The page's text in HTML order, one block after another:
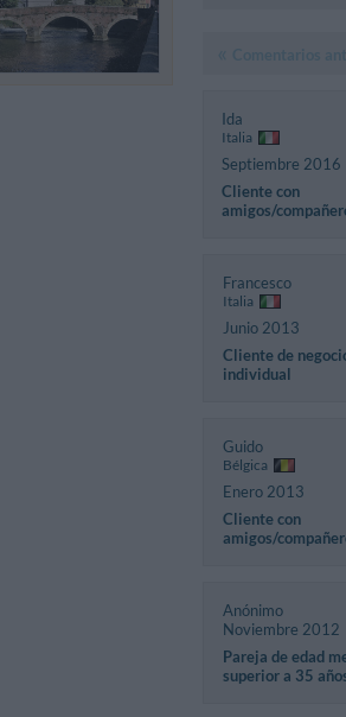
Ida
Italia
Septiembre 2016
Cliente con
amigos/
Francesco
Italia
Junio 2013
Cliente de
individual
Guido
Bélgica
Enero 2013
Cliente con
amigos/
Anónimo
Noviembre 2012
Pareja de edad
superior a 35